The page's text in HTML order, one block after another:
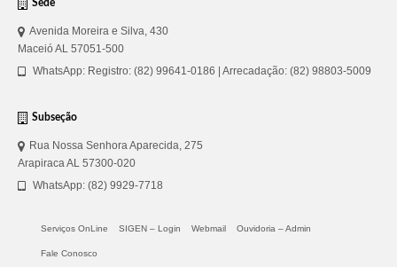
Sede
Avenida Moreira e Silva, 430
Maceió AL 57051-500
WhatsApp: Registro: (82) 99641-0186 | Arrecadação: (82) 98803-5009
Subseção
Rua Nossa Senhora Aparecida, 275
Arapiraca AL 57300-020
WhatsApp: (82) 9929-7718
Serviços OnLine SIGEN – Login Webmail Ouvidoria – Admin
Fale Conosco